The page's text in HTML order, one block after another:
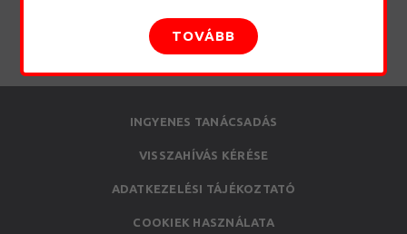
INGYENES TANÁCSADÁS
VISSZAHÍVÁS KÉRÉSE
ADATKEZELÉSI TÁJÉKOZTATÓ
COOKIEK HASZNÁLATA
TOVÁBB